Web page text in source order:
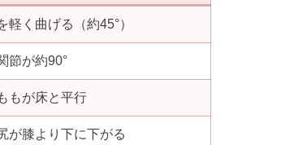
軽く曲げる（約45°）
節が約90°
もが床と平行
が膝より下に下がる